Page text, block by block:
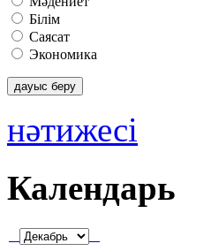
Білім
Саясат
Экономика
нәтижесі
Календарь